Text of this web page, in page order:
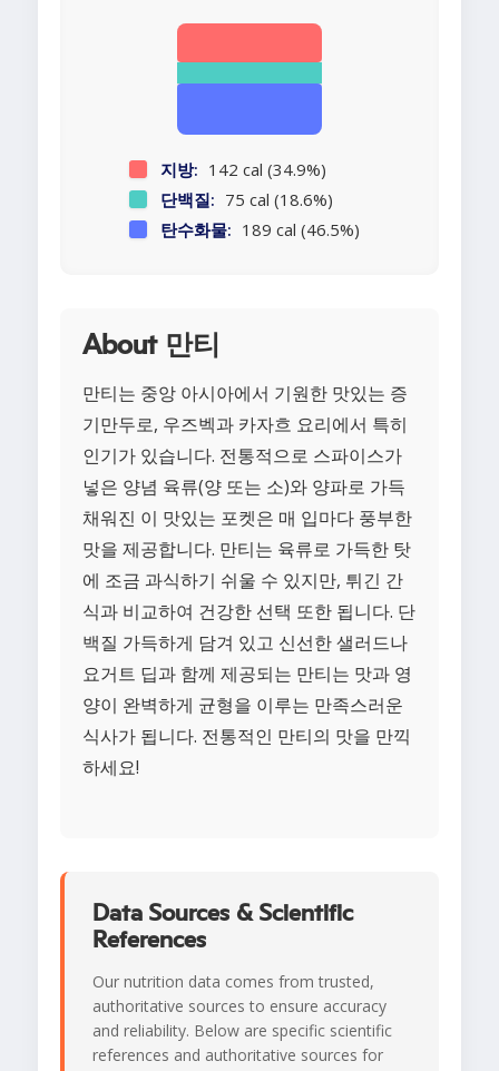
지방: 142 cal (34.9%)
단백질: 75 cal (18.6%)
탄수화물: 189 cal (46.5%)
About 만티
만티는 중앙 아시아에서 기원한 맛있는 증
기만두로, 우즈벡과 카자흐 요리에서 특히
인기가 있습니다. 전통적으로 스파이스가
넣은 양념 육류(양 또는 소)와 양파로 가득
채워진 이 맛있는 포켓은 매 입마다 풍부한
맛을 제공합니다. 만티는 육류로 가득한 탓
에 조금 과식하기 쉬울 수 있지만, 튀긴 간
식과 비교하여 건강한 선택 또한 됩니다. 단
백질 가득하게 담겨 있고 신선한 샐러드나
요거트 딥과 함께 제공되는 만티는 맛과 영
양이 완벽하게 균형을 이루는 만족스러운
식사가 됩니다. 전통적인 만티의 맛을 만끽
하세요!
Data Sources & Scientific
References
Our nutrition data comes from trusted,
authoritative sources to ensure accuracy
and reliability. Below are specific scientific
references and authoritative sources for